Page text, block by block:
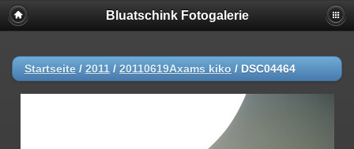
Bluatschink Fotogalerie
Startseite / 2011 / 20110619Axams kiko / DSC04464